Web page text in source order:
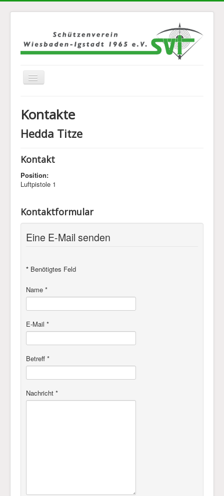
Navigation
an/aus
Über Uns
Jugend
Disziplinen
Bilder
Links
Impressum & Datenschutz
Kontakte
Hedda Titze
Kontakt
Position:
Luftpistole 1
Kontaktformular
Eine E-Mail senden
* Benötigtes Feld
Name *
E-Mail *
Betreff *
Nachricht *